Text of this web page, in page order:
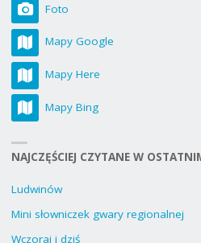
Foto
Mapy Google
Mapy Here
Mapy Bing
NAJCZĘŚCIEJ CZYTANE W
Ludwinów
Mini słowniczek gwary regionalnej
Wczoraj i dziś